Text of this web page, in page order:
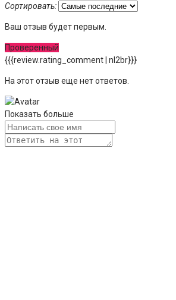
Сортировать:
Ваш отзыв будет первым.
Проверенный
{{{review.rating_comment | nl2br}}}
На этот отзыв еще нет ответов.
Показать больше